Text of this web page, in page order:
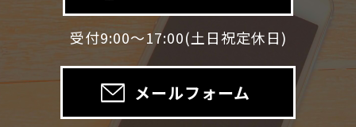
受付9:00～17:00(土日祝定休日)
メールフォーム